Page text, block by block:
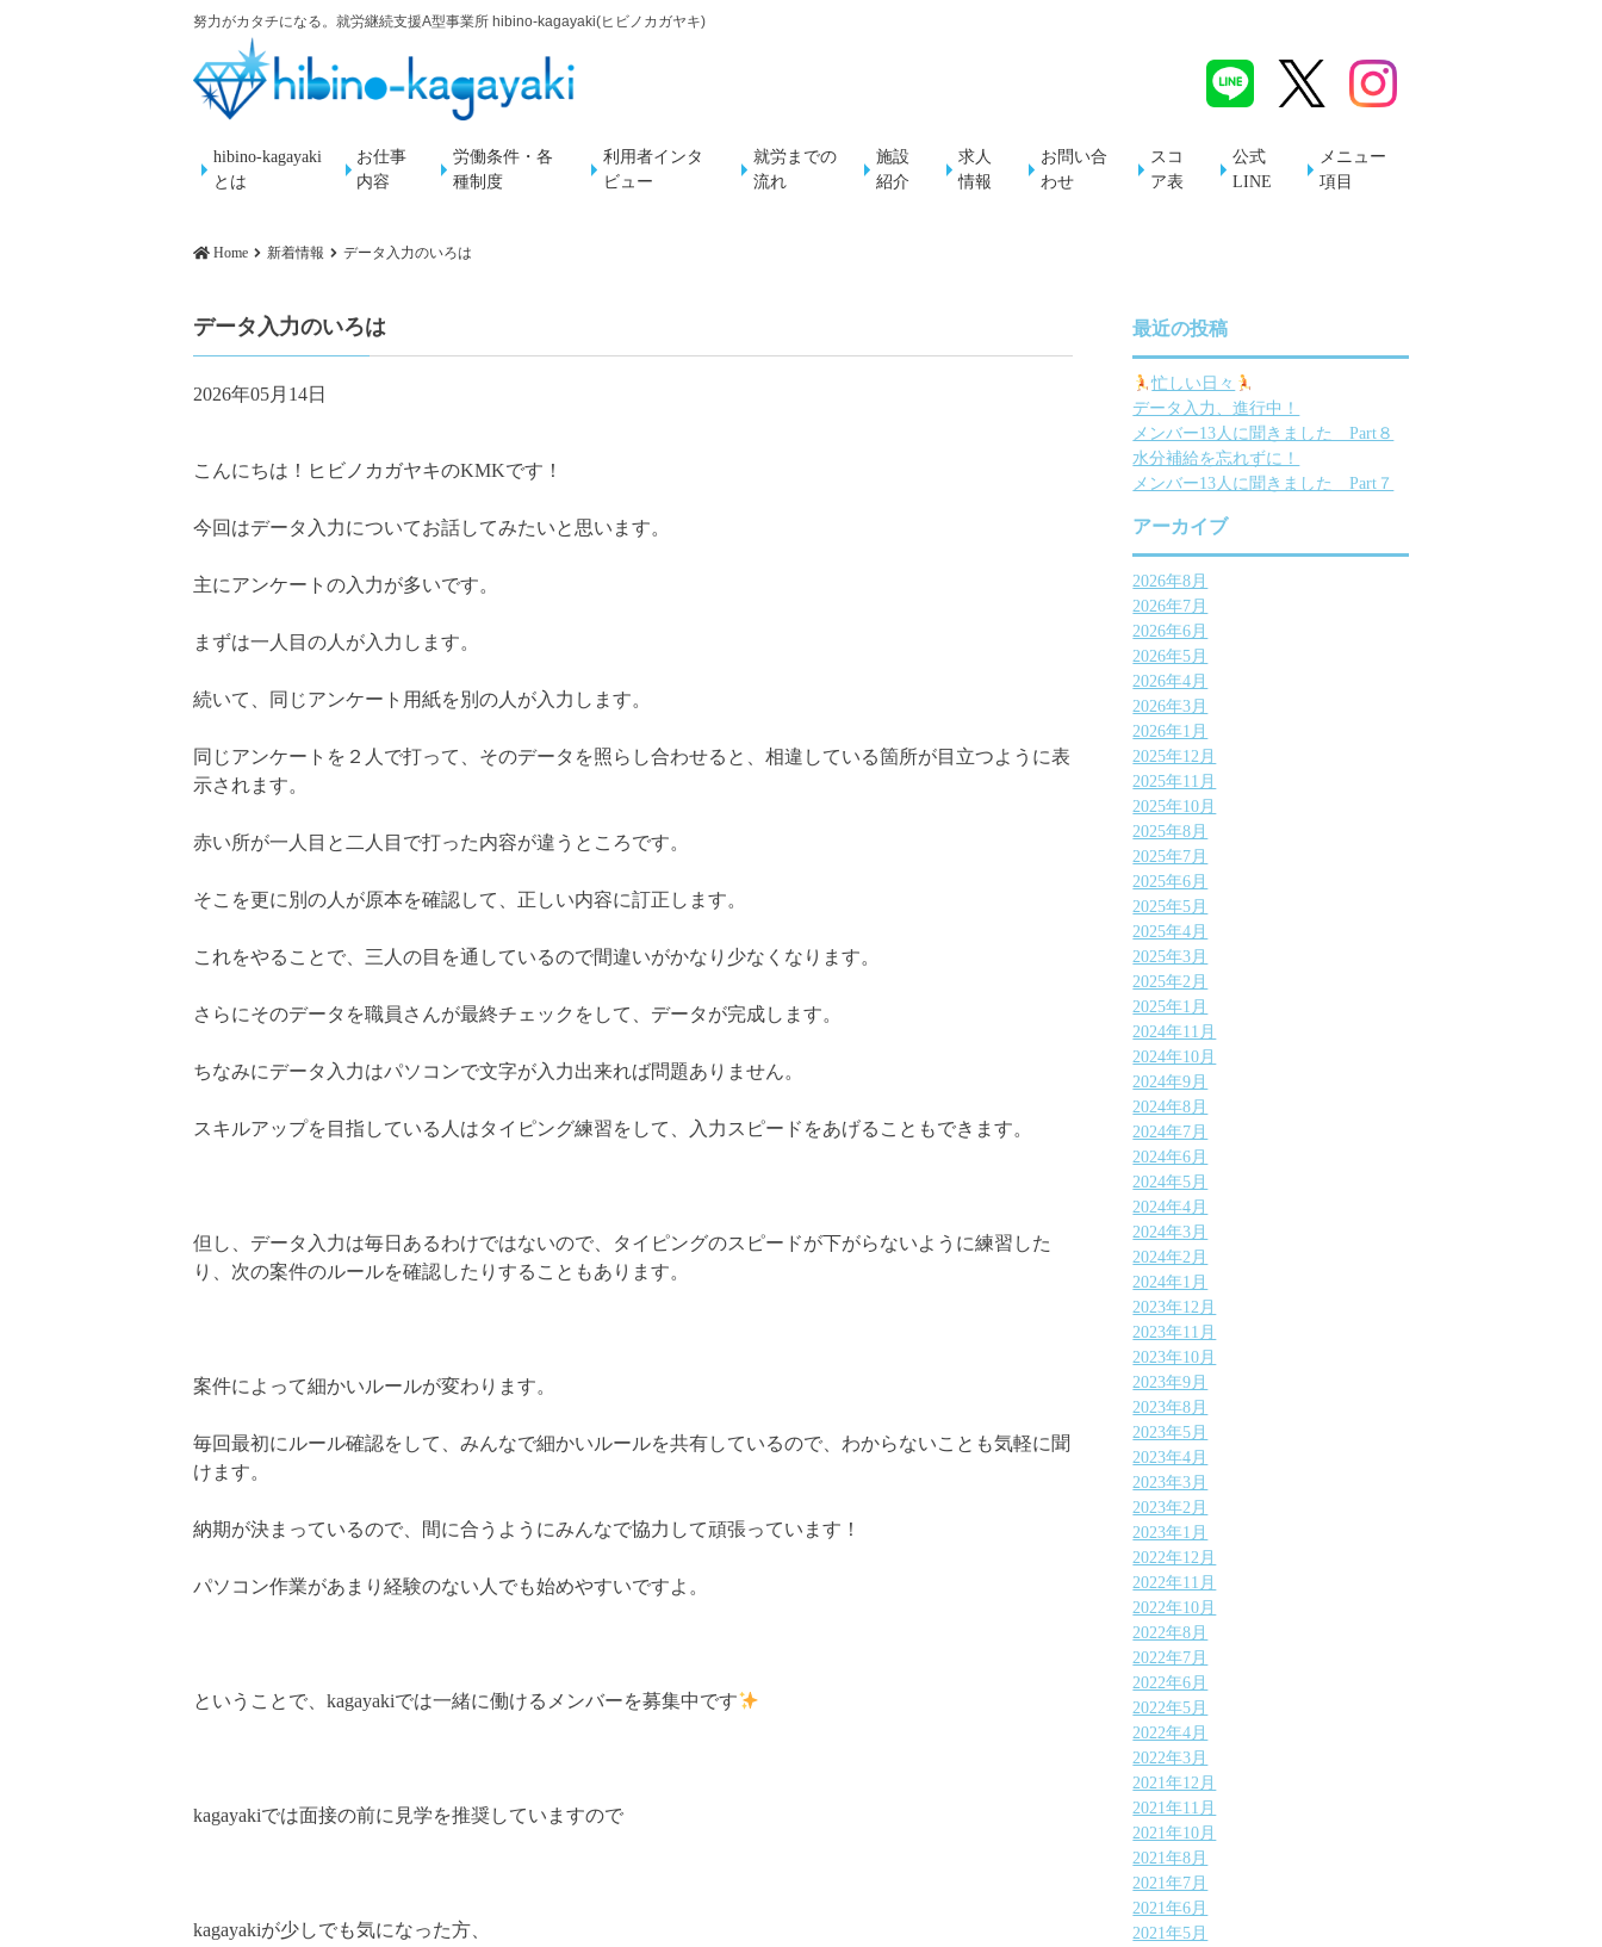
努力がカタチになる。就労継続支援A型事業所 hibino-kagayaki(ヒビノカガヤキ)
hibino-kagayaki
とは
お仕事
内容
労働条件・各
種制度
利用者インタ
ビュー
就労までの
流れ
施設
紹介
求人
情報
お問い合
わせ
スコ
ア表
公式
LINE
メニュー
項目
Home 新着情報 データ入力のいろは
データ入力のいろは
2026年05月14日
こんにちは！ヒビノカガヤキのKMKです！
今回はデータ入力についてお話してみたいと思います。
主にアンケートの入力が多いです。
まずは一人目の人が入力します。
続いて、同じアンケート用紙を別の人が入力します。
同じアンケートを２人で打って、そのデータを照らし合わせると、相違している箇所が目立つように表
示されます。
赤い所が一人目と二人目で打った内容が違うところです。
そこを更に別の人が原本を確認して、正しい内容に訂正します。
これをやることで、三人の目を通しているので間違いがかなり少なくなります。
さらにそのデータを職員さんが最終チェックをして、データが完成します。
ちなみにデータ入力はパソコンで文字が入力出来れば問題ありません。
スキルアップを目指している人はタイピング練習をして、入力スピードをあげることもできます。
但し、データ入力は毎日あるわけではないので、タイピングのスピードが下がらないように練習した
り、次の案件のルールを確認したりすることもあります。
案件によって細かいルールが変わります。
毎回最初にルール確認をして、みんなで細かいルールを共有しているので、わからないことも気軽に聞
けます。
納期が決まっているので、間に合うようにみんなで協力して頑張っています！
パソコン作業があまり経験のない人でも始めやすいですよ。
ということで、kagayakiでは一緒に働けるメンバーを募集中です
kagayakiでは面接の前に見学を推奨していますので
kagayakiが少しでも気になった方、
最近の投稿
忙しい日々
データ入力、進行中！
メンバー13人に聞きました Part８
水分補給を忘れずに！
メンバー13人に聞きました Part７
アーカイブ
2026年8月
2026年7月
2026年6月
2026年5月
2026年4月
2026年3月
2026年1月
2025年12月
2025年11月
2025年10月
2025年8月
2025年7月
2025年6月
2025年5月
2025年4月
2025年3月
2025年2月
2025年1月
2024年11月
2024年10月
2024年9月
2024年8月
2024年7月
2024年6月
2024年5月
2024年4月
2024年3月
2024年2月
2024年1月
2023年12月
2023年11月
2023年10月
2023年9月
2023年8月
2023年5月
2023年4月
2023年3月
2023年2月
2023年1月
2022年12月
2022年11月
2022年10月
2022年8月
2022年7月
2022年6月
2022年5月
2022年4月
2022年3月
2021年12月
2021年11月
2021年10月
2021年8月
2021年7月
2021年6月
2021年5月